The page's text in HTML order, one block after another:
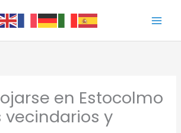
en Estocolmo
vecindarios y